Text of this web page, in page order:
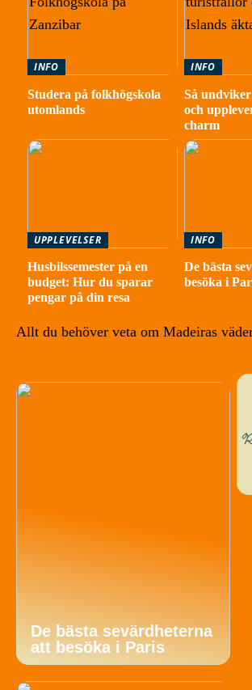
INFO
Studera på folkhögskola
utomlands
INFO
Så
och
charm
UPPLEVELSER
Husbilssemester på en
budget: Hur du sparar
pengar på din resa
INFO
De bästa
besöka i
Allt du behöver veta om Madeiras
De bästa sevärdheterna
att besöka i Paris